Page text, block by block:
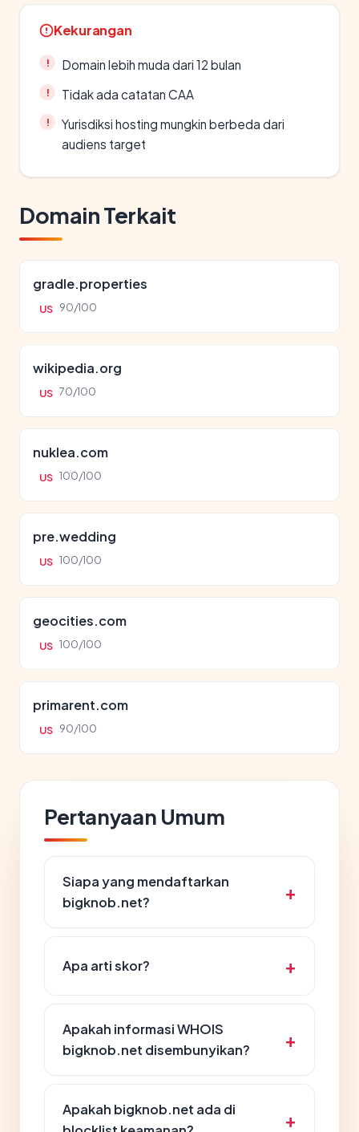
Kekurangan
Domain lebih muda dari 12 bulan
Tidak ada catatan CAA
Yurisdiksi hosting mungkin berbeda dari
audiens target
Domain Terkait
gradle.properties
US 90/100
wikipedia.org
US 70/100
nuklea.com
US 100/100
pre.wedding
US 100/100
geocities.com
US 100/100
primarent.com
US 90/100
Pertanyaan Umum
Siapa yang mendaftarkan
bigknob.net?
Apa arti skor?
Apakah informasi WHOIS
bigknob.net disembunyikan?
Apakah bigknob.net ada di